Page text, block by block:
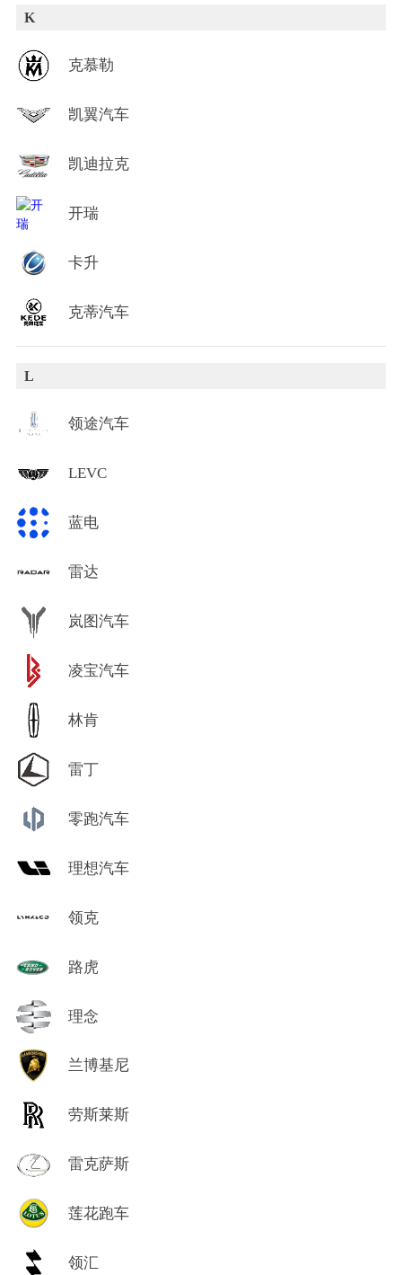
K
克慕勒
凯翼汽车
凯迪拉克
开瑞
卡升
克蒂汽车
L
领途汽车
LEVC
蓝电
雷达
岚图汽车
凌宝汽车
林肯
雷丁
零跑汽车
理想汽车
领克
路虎
理念
兰博基尼
劳斯莱斯
雷克萨斯
莲花跑车
领汇